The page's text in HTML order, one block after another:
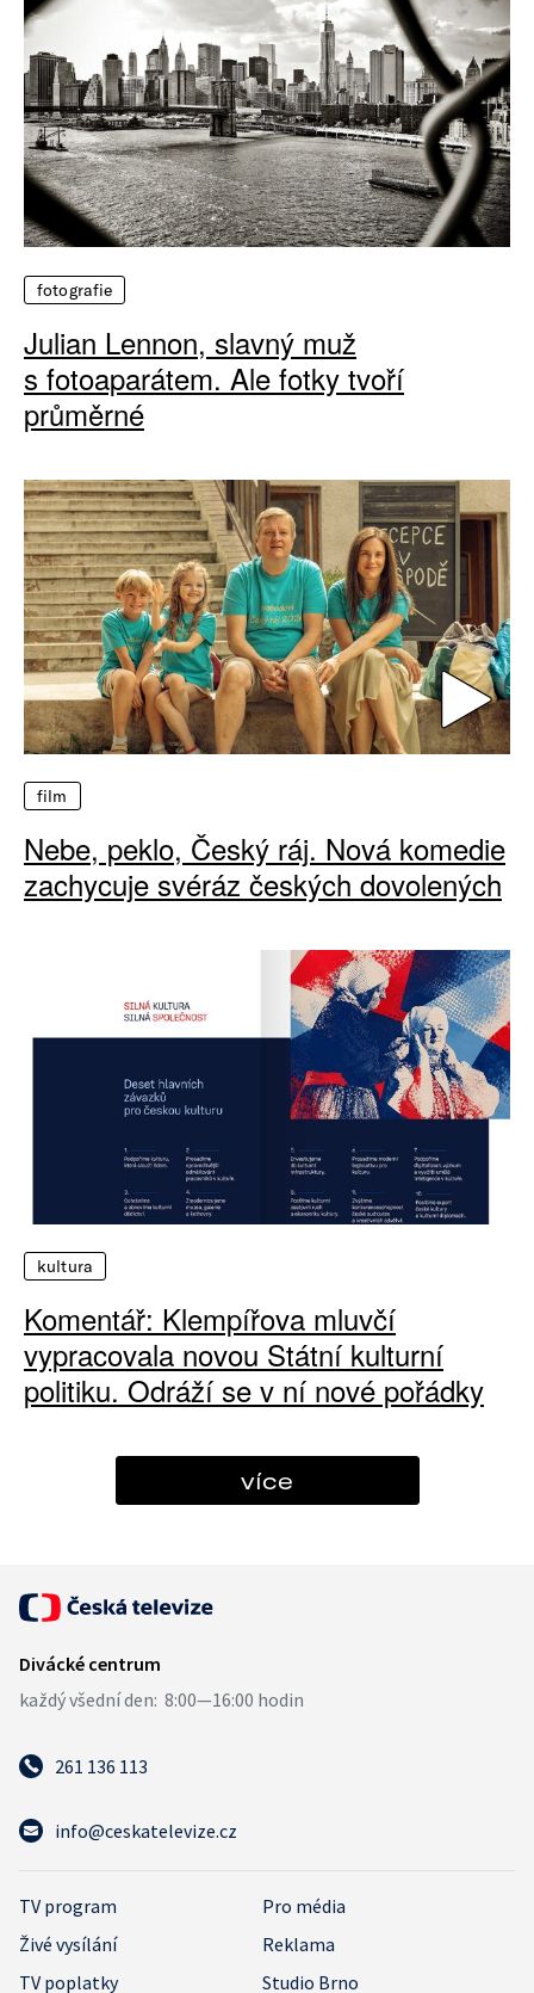
fotografie
Julian Lennon, slavný muž
s fotoaparátem. Ale fotky tvoří
průměrné
film
Nebe, peklo, Český ráj. Nová komedie
zachycuje svéráz českých dovolených
kultura
Komentář: Klempířova mluvčí
vypracovala novou Státní kulturní
politiku. Odráží se v ní nové pořádky
více
261 136 113
info@ceskatelevize.cz
TV program
Pro média
Živé vysílání
Reklama
TV poplatky
Studio Brno